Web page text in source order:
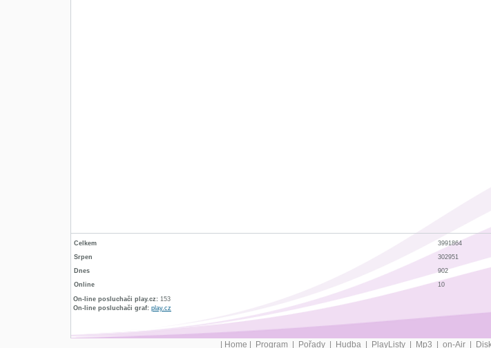
Celkem
3991864
Srpen
302951
Dnes
902
Online
10
On-line posluchači play.cz: 153
On-line posluchači graf: play.cz
Home Program Pořady Hudba PlayListy Mp3 on-Air